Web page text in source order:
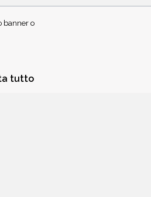
banner o
tutto